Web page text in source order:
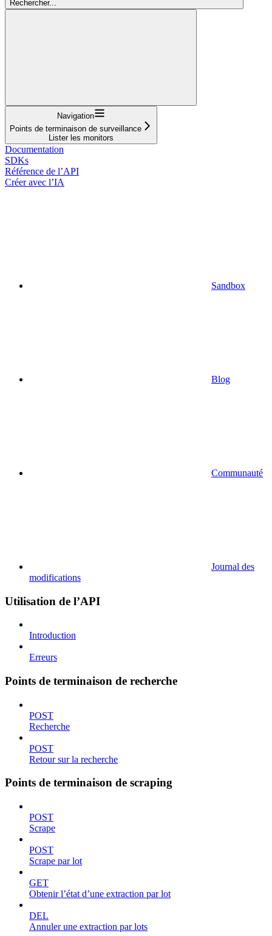
Rechercher...
Navigation
Points de terminaison de surveillance
Lister les monitors
Documentation
SDKs
Référence de l’API
Créer avec l’IA
Sandbox
Blog
Communauté
Journal des
modifications
Utilisation de l’API
Introduction
Erreurs
Points de terminaison de recherche
POST
Recherche
POST
Retour sur la recherche
Points de terminaison de scraping
POST
Scrape
POST
Scrape par lot
GET
Obtenir l’état d’une extraction par lot
DEL
Annuler une extraction par lots